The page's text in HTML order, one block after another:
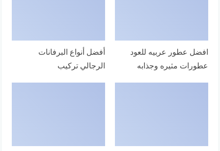
افضل عطور عربيه للعود
عطورات مثيره وجذابه
أفضل أنواع البرفانات
الرجالي تركيب